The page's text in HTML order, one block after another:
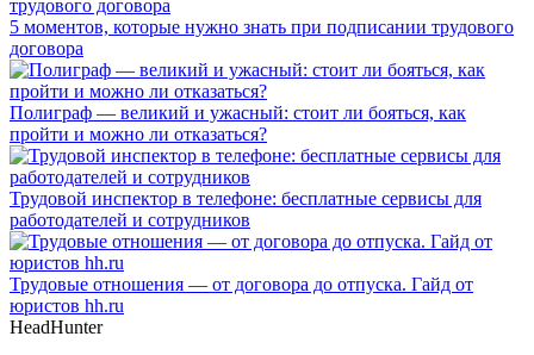
5 моментов, которые нужно знать при подписании трудового
договора
Полиграф — великий и ужасный: стоит ли бояться, как
пройти и можно ли отказаться?
Трудовой инспектор в телефоне: бесплатные сервисы для
работодателей и сотрудников
Трудовые отношения — от договора до отпуска. Гайд от
юристов hh.ru
HeadHunter